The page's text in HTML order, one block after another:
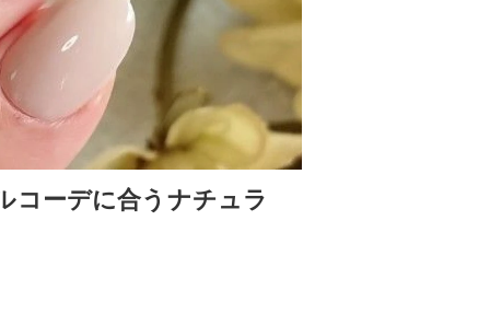
コーデに合うナチュラ